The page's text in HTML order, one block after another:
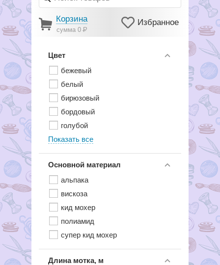
Корзина
сумма 0Р
Избранное
Цвет
бежевый
белый
бирюзовый
бордовый
голубой
Показать все
Основной материал
альпака
вискоза
кид мохер
полиамид
супер кид мохер
Длина мотка, м